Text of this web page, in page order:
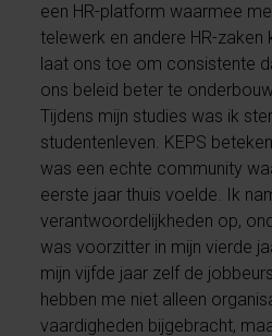
een HR-platform waarmee
telewerk en andere HR-zaken
laat ons toe om consistente
ons beleid beter te
Tijdens mijn studies was ik
studentenleven. KEPS
was een echte community
eerste jaar thuis voelde. Ik
verantwoordelijkheden op,
was voorzitter in mijn vierde
mijn vijfde jaar zelf de
hebben me niet alleen
vaardigheden bijgebracht,